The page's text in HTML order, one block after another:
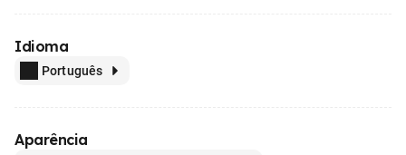
Idioma
Português
Aparência